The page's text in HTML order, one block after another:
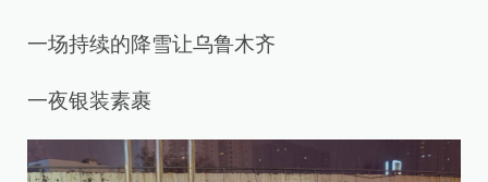
一场持续的降雪让乌鲁木齐
一夜银装素裹